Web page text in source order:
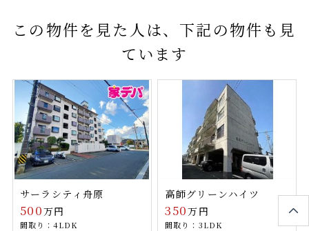
この物件を見た人は、下記の物件も見
ています
サーラシティ舟原
500万円
間取り：4LDK
高師グリーンハイツ
350万円
間取り：3LDK